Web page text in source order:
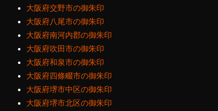
大阪府交野市の御朱印
大阪府八尾市の御朱印
大阪府南河内郡の御朱印
大阪府吹田市の御朱印
大阪府和泉市の御朱印
大阪府四條畷市の御朱印
大阪府堺市中区の御朱印
大阪府堺市北区の御朱印